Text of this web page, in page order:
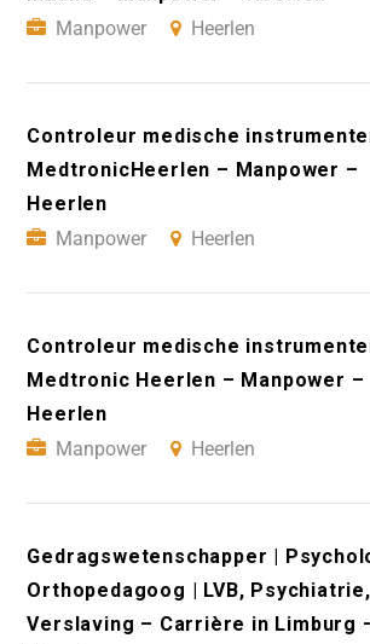
Manpower
Heerlen
Controleur medische
MedtronicHeerlen – Manpower –
Heerlen
Manpower
Heerlen
Controleur medische
Medtronic Heerlen – Manpower –
Heerlen
Manpower
Heerlen
Gedragswetenschapper |
Orthopedagoog | LVB, Psychiatrie,
Verslaving – Carrière in Limburg